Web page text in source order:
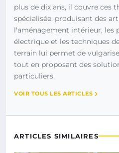
plus de dix ans, il couvre ces
spécialisée, produisant des
l'aménagement intérieur, les
électrique et les techniques
terrain lui permet de
tout en proposant des
particuliers.
VOIR TOUS LES ARTICLES
ARTICLES SIMILAIRES